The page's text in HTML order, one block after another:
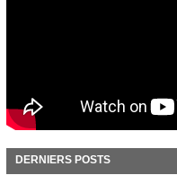
DERNIERS POSTS